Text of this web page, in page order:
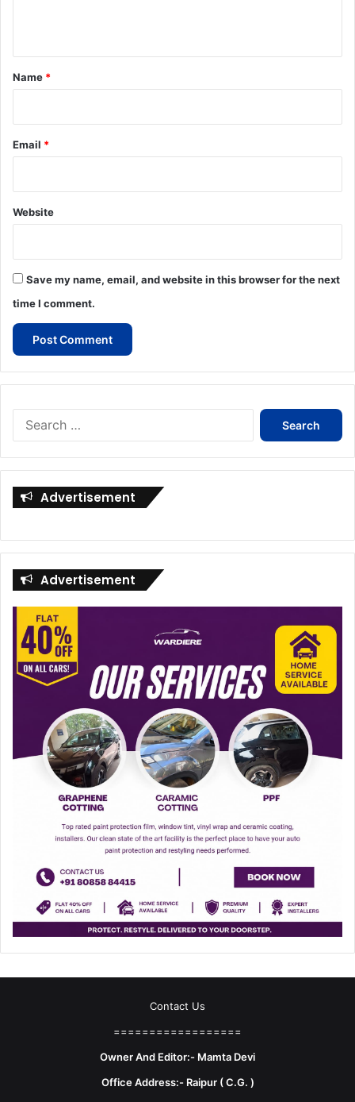
*
Name *
Email *
Website
Save my name, email, and website in this browser for the next
time I comment.
Search
Advertisement
Advertisement
Contact Us
==================
Owner And Editor:- Mamta Devi
Office Address:- Raipur ( C.G. )